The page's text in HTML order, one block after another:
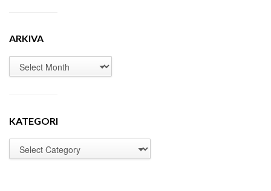
ARKIVA
KATEGORI